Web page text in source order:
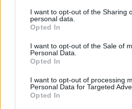
not limited to your visit or usage
grant or deny consent to Google and
use your data for below specified
consent section.
I want to opt-out of the Sharing
personal data.
Opted In
I want to opt-out of the Sale of
Personal Data.
Opted In
I want to opt-out of processing
Personal Data for Targeted
Opted In
Υποβολή